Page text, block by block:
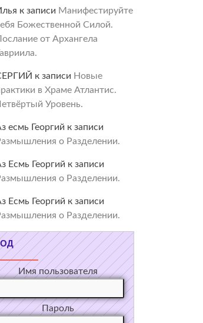
к записи Манифестируйте
Божественной Силой.
от Архангела
к записи Новые
в Храме Атлантис.
Уровень.
есмь Георгий к записи
о Разделении.
Есмь Георгий к записи
о Разделении.
Есмь Георгий к записи
о Разделении.
Имя пользователя
Пароль